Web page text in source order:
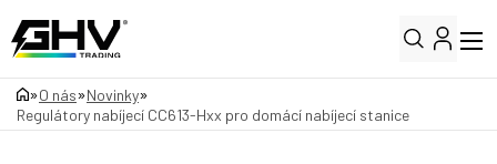
»O nás»Novinky»
Regulátory nabíjecí CC613-Hxx pro domácí nabíjecí stanice